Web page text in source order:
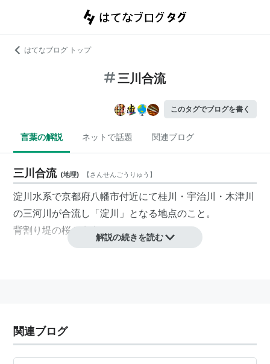
はてなブログ トップ
三川合流
このタグでブログを書く
言葉の解説 ネットで話題 関連ブログ
三川合流 (地理) 【さんせんごうりゅう 】
淀川水系で京都府八幡市付近にて桂川・宇治川・木津川
の三河川が合流し「淀川」となる地点のこと。
背割り堤の桜が有名。
解説の続きを読む
関連ブログ